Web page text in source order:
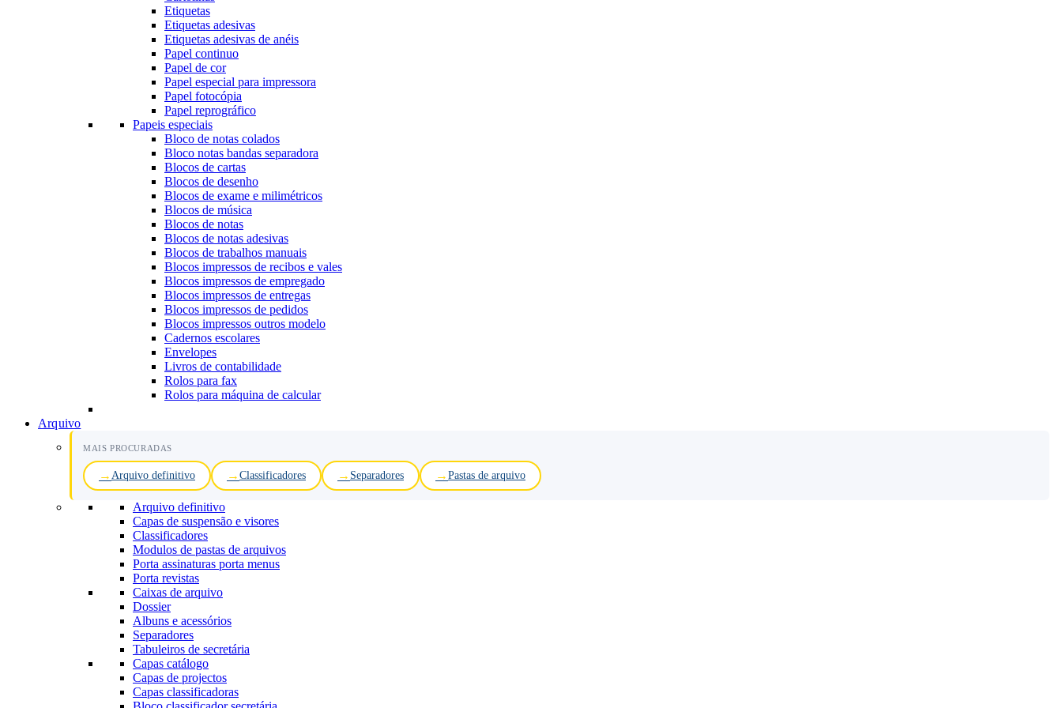
Etiquetas
Etiquetas adesivas
Etiquetas adesivas de anéis
Papel continuo
Papel de cor
Papel especial para impressora
Papel fotocópia
Papel reprográfico
Papeis especiais
Bloco de notas colados
Bloco notas bandas separadora
Blocos de cartas
Blocos de desenho
Blocos de exame e milimétricos
Blocos de música
Blocos de notas
Blocos de notas adesivas
Blocos de trabalhos manuais
Blocos impressos de recibos e vales
Blocos impressos de empregado
Blocos impressos de entregas
Blocos impressos de pedidos
Blocos impressos outros modelo
Cadernos escolares
Envelopes
Livros de contabilidade
Rolos para fax
Rolos para máquina de calcular
Arquivo
MAIS PROCURADAS
Arquivo definitivo Classificadores Separadores Pastas de arquivo
Arquivo definitivo
Capas de suspensão e visores
Classificadores
Modulos de pastas de arquivos
Porta assinaturas porta menus
Porta revistas
Caixas de arquivo
Dossier
Albuns e acessórios
Separadores
Tabuleiros de secretária
Capas catálogo
Capas de projectos
Capas classificadoras